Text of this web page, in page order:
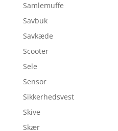
Samlemuffe
Savbuk
Savkæde
Scooter
Sele
Sensor
Sikkerhedsvest
Skive
Skær